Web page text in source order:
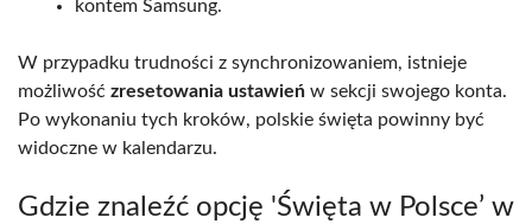
kontem Samsung.
W przypadku trudności z synchronizowaniem, istnieje
możliwość zresetowania ustawień w sekcji swojego konta.
Po wykonaniu tych kroków, polskie święta powinny być
widoczne w kalendarzu.
Gdzie znaleźć opcję 'Święta w Polsce’ w